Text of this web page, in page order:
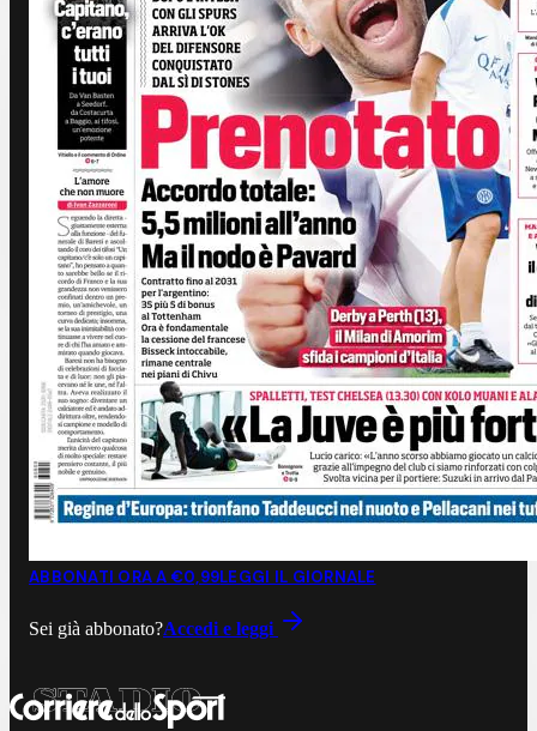
ABBONATI ORA A €0,99LEGGI IL GIORNALE
Sei già abbonato?Accedi e leggi